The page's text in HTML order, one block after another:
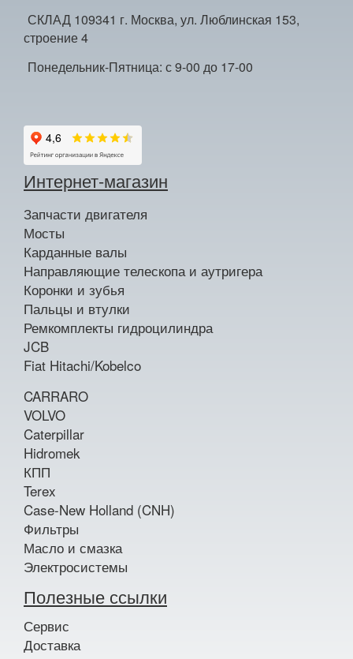
СКЛАД 109341 г. Москва, ул. Люблинская 153,
строение 4
Понедельник-Пятница: с 9-00 до 17-00
Интернет-магазин
Запчасти двигателя
Мосты
Карданные валы
Направляющие телескопа и аутригера
Коронки и зубья
Пальцы и втулки
Ремкомплекты гидроцилиндра
JCB
Fiat Hitachi/Kobelco
CARRARO
VOLVO
Caterpillar
Hidromek
КПП
Terex
Case-New Holland (CNH)
Фильтры
Масло и смазка
Электросистемы
Полезные ссылки
Сервис
Доставка